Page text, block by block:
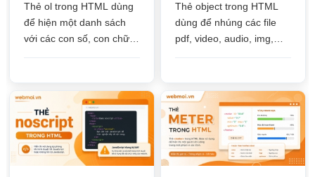
Thẻ ol trong HTML dùng
để hiện một danh sách
với các con số, con chữ
Thẻ object trong HTML
dùng để nhúng các file
pdf, video, audio, img,